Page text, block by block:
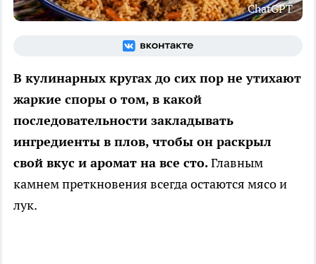
ChatGPT
В кулинарных кругах до сих пор не утихают
жаркие споры о том, в какой
последовательности закладывать
ингредиенты в плов, чтобы он раскрыл
свой вкус и аромат на все сто.Главным
камнем преткновения всегда остаются мясо и
лук.